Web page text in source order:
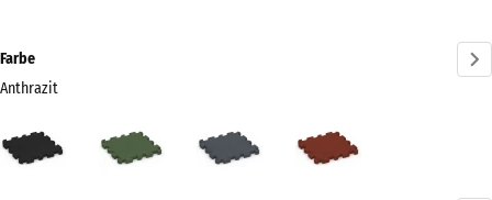
Farbe
Anthrazit
(active)
Schiefergrau